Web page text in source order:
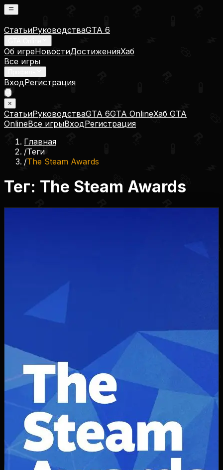
СтатьиРуководстваGTA 6
Об игреНовостиДостиженияХаб
Все игры
ВходРегистрация
×
СтатьиРуководстваGTA 6GTA OnlineХаб GTA
OnlineВсе игрыВходРегистрация
Главная
/Теги
/The Steam Awards
Тег: The Steam Awards